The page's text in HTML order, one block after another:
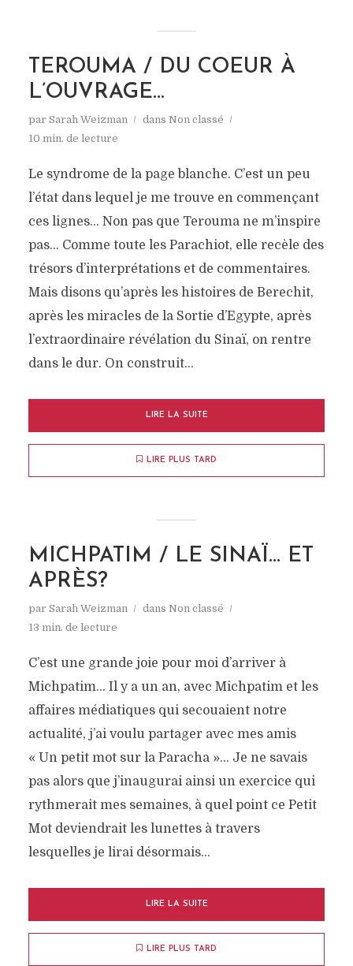
TEROUMA / DU COEUR À
L’OUVRAGE…
par Sarah Weizman dans Non classé
10 min. de lecture
Le syndrome de la page blanche. C’est un peu
l’état dans lequel je me trouve en commençant
ces lignes… Non pas que Terouma ne m’inspire
pas… Comme toute les Parachiot, elle recèle des
trésors d’interprétations et de commentaires.
Mais disons qu’après les histoires de Berechit,
après les miracles de la Sortie d’Egypte, après
l’extraordinaire révélation du Sinaï, on rentre
dans le dur. On construit...
LIRE LA SUITE
LIRE PLUS TARD
MICHPATIM / LE SINAÏ… ET
APRÈS?
par Sarah Weizman dans Non classé
13 min. de lecture
C’est une grande joie pour moi d’arriver à
Michpatim… Il y a un an, avec Michpatim et les
affaires médiatiques qui secouaient notre
actualité, j’ai voulu partager avec mes amis
« Un petit mot sur la Paracha »… Je ne savais
pas alors que j’inaugurai ainsi un exercice qui
rythmerait mes semaines, à quel point ce Petit
Mot deviendrait les lunettes à travers
lesquelles je lirai désormais...
LIRE LA SUITE
LIRE PLUS TARD